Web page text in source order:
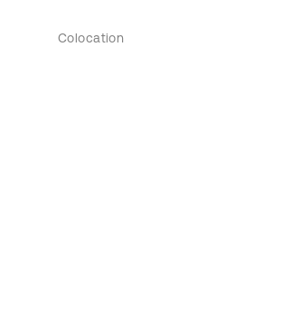
Colocation